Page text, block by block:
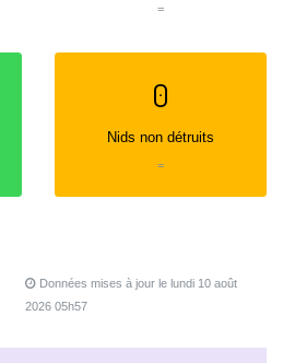
=
0
Nids non détruits
=
Données mises à jour le lundi 10 août
2026 05h57